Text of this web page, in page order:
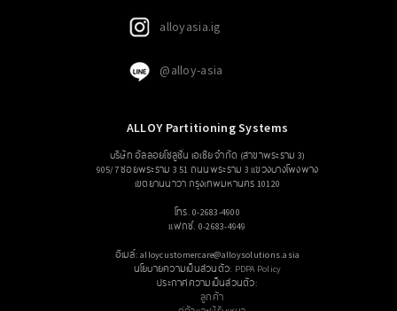
alloyasia.ig
@alloy-asia
ALLOY Partitioning Systems
บริษัท อัลลอยโซลูชั่น เอเซีย จำกัด (สาขาพระราม 3)
905/7 ซอยพระราม 3 51 ถนนพระราม 3 แขวงบางโพงพาง
เขตยานนาวา กรุงเทพมหานคร 10120
โทร. 0-2683-4900
แฟกซ์. 0-2683-4949
อีเมล์: alloycustomercare@alloysolutions.asia
นโยบายความเป็นส่วนตัว: PDPA Policy
ประกาศความเป็นส่วนตัว:
ลูกค้า